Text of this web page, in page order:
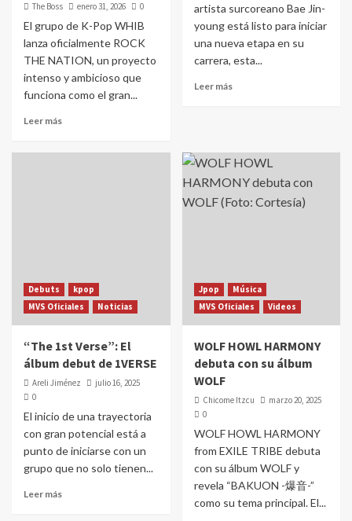
The Boss enero 31, 2026 0
El grupo de K-Pop WHIB
lanza oficialmente ROCK
THE NATION, un proyecto
intenso y ambicioso que
funciona como el gran...
Leer más
artista surcoreano Bae Jin-
young está listo para iniciar
una nueva etapa en su
carrera, esta...
Leer más
Debuts
kpop
MVS Oficiales
Noticias
“The 1st Verse”: El
álbum debut de 1VERSE
Areli Jiménez
julio 16, 2025
0
El inicio de una trayectoria
con gran potencial está a
punto de iniciarse con un
grupo que no solo tienen...
Leer más
Jpop
Música
MVS Oficiales
Videos
WOLF HOWL HARMONY
debuta con su álbum
WOLF
Chicome Itzcu
marzo 20, 2025
0
WOLF HOWL HARMONY
from EXILE TRIBE debuta
con su álbum WOLF y
revela “BAKUON -爆音-”
como su tema principal. El...